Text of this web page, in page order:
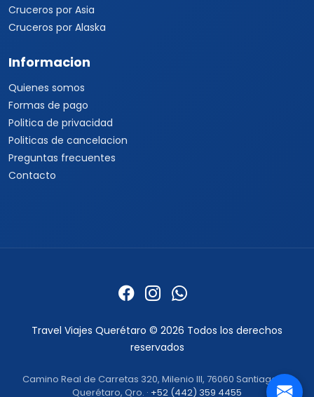
Cruceros por Asia
Cruceros por Alaska
Informacion
Quienes somos
Formas de pago
Politica de privacidad
Politicas de cancelacion
Preguntas frecuentes
Contacto
Travel Viajes Querétaro © 2026 Todos los derechos
reservados
Camino Real de Carretas 320, Milenio III, 76060 Santiago de
Querétaro, Qro. · +52 (442) 359 4455